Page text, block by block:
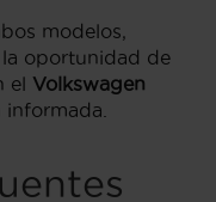
modelos,
oportunidad de
el Volkswagen